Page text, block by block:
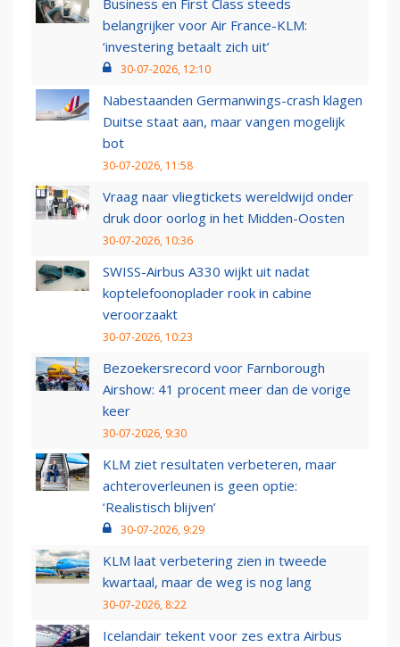
Business en First Class steeds
belangrijker voor Air France-KLM:
‘investering betaalt zich uit’
30-07-2026, 12:10
Nabestaanden Germanwings-crash klagen
Duitse staat aan, maar vangen mogelijk
bot
30-07-2026, 11:58
Vraag naar vliegtickets wereldwijd onder
druk door oorlog in het Midden-Oosten
30-07-2026, 10:36
SWISS-Airbus A330 wijkt uit nadat
koptelefoonoplader rook in cabine
veroorzaakt
30-07-2026, 10:23
Bezoekersrecord voor Farnborough
Airshow: 41 procent meer dan de vorige
keer
30-07-2026, 9:30
KLM ziet resultaten verbeteren, maar
achteroverleunen is geen optie:
‘Realistisch blijven’
30-07-2026, 9:29
KLM laat verbetering zien in tweede
kwartaal, maar de weg is nog lang
30-07-2026, 8:22
Icelandair tekent voor zes extra Airbus